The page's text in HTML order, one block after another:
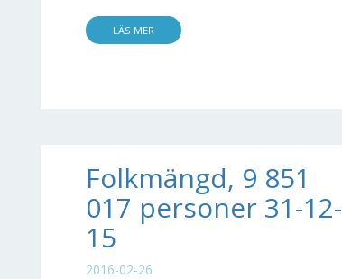
LÄS MER
Folkmängd, 9 851
017 personer 31-12-
15
2016-02-26